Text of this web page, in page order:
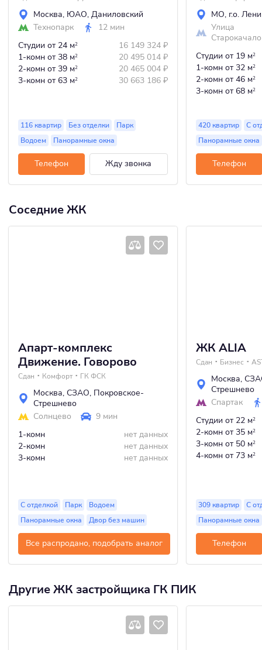
Москва, ЮАО, Даниловский
Технопарк
12 мин
Студии от 24 м2 16 149 324 ₽
1-комн от 38 м2 20 495 014 ₽
2-комн от 39 м2 20 465 004 ₽
3-комн от 63 м2 30 663 186 ₽
116 квартир Без отделки
Парк
Водоем
Панорамные окна
Телефон Жду звонка
МО, г.о.
Улица
Студии от 19 м2
1-комн от 32 м2
2-комн от 46 м2
3-комн от 68 м2
420 квартир
С
Панорамные окна
Телефон
Соседние ЖК
Апарт-комплекс
Движение. Говорово
Сдан Комфорт ГК ФСК
Москва, СЗАО, Покровское-
Стрешнево
Солнцево
9 мин
1-комн
нет данных
2-комн
нет данных
3-комн
нет данных
С отделкой Парк
Водоем
Панорамные окна
Двор без машин
Все распродано, подобрать аналог
ЖК ALIA
Сдан Бизнес
Москва,
Стрешнево
Спартак
Студии от 22 м2
2-комн от 35 м2
3-комн от 50 м2
4-комн от 73 м2
309 квартир
С
Панорамные окна
Телефон
Другие ЖК застройщика ГК ПИК